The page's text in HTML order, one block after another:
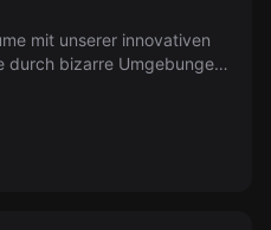
mit unserer innovativen
durch bizarre Umgebungen,